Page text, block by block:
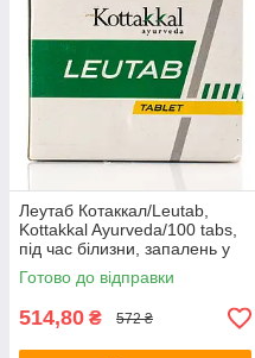
Леутаб Котаккал/Leutab,
Kottakkal Ayurveda/100 tabs,
під час білизни, запалень у
жінок
Готово до відправки
514,80 ₴ 572 ₴